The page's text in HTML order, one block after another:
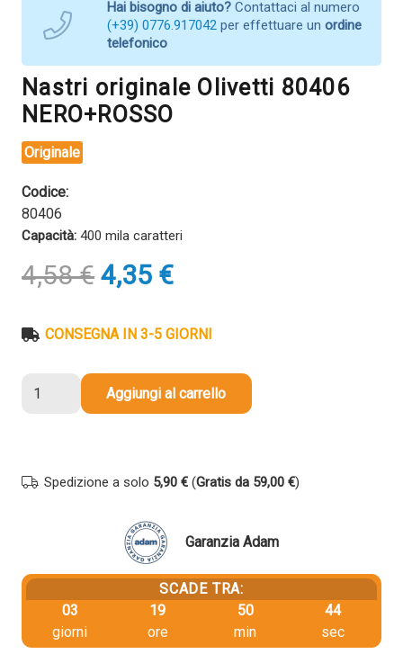
Hai bisogno di aiuto? Contattaci al numero
(+39) 0776.917042 per effettuare un ordine
telefonico
Nastri originale Olivetti 80406
NERO+ROSSO
Originale
Codice:
80406
Capacità: 400 mila caratteri
4,58€ Il
prezzo
era:
4,35 €Il
prezzo
è:
CONSEGNA IN 3-5 GIORNI
quantità
Aggiungi al carrello
Spedizione a solo 5,90 € (Gratis da 59,00 €)
Garanzia Adam
SCADE TRA:
03
giorni
19
ore
50
min
44
sec